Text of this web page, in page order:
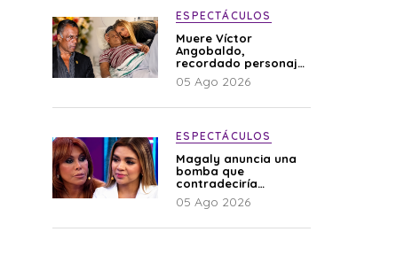
ESPECTÁCULOS
Muere Víctor
Angobaldo,
recordado personaje
de la farándula y
expareja de Shirley
05 Ago 2026
ESPECTÁCULOS
Magaly anuncia una
bomba que
contradeciría
comunicado de La
Bella Luz: “Hay un
05 Ago 2026